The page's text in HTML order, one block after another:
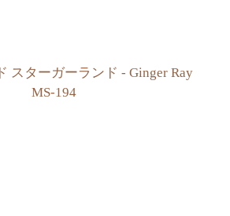
スターガーランド - Ginger Ray
MS-194